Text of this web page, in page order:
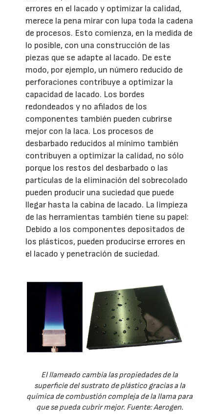
errores en el lacado y optimizar la calidad,
merece la pena mirar con lupa toda la cadena
de procesos. Esto comienza, en la medida de
lo posible, con una construcción de las
piezas que se adapte al lacado. De este
modo, por ejemplo, un número reducido de
perforaciones contribuye a optimizar la
capacidad de lacado. Los bordes
redondeados y no afilados de los
componentes también pueden cubrirse
mejor con la laca. Los procesos de
desbarbado reducidos al mínimo también
contribuyen a optimizar la calidad, no sólo
porque los restos del desbarbado o las
partículas de la eliminación del sobrecolado
pueden producir una suciedad que puede
llegar hasta la cabina de lacado. La limpieza
de las herramientas también tiene su papel:
Debido a los componentes depositados de
los plásticos, pueden producirse errores en
el lacado y penetración de suciedad.
El llameado cambia las propiedades de la
superficie del sustrato de plástico gracias a la
química de combustión compleja de la llama para
que se pueda cubrir mejor. Fuente: Aerogen.